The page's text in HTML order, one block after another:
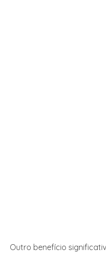
Outro benefício